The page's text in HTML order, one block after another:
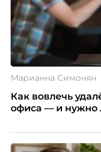
Марианна Симонян
Как вовлечь
офиса — и нужно